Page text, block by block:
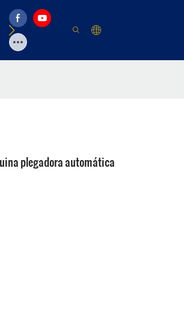
Soluciones Recurso
plegadora automática